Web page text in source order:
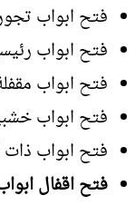
فتح ابواب
فتح ابواب
فتح ابواب
فتح ابواب
فتح ابواب ذات
فتح اقفال